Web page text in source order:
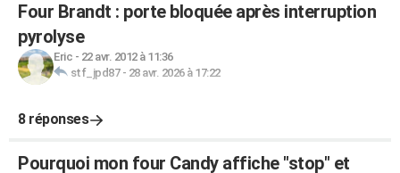
Four Brandt : porte bloquée après interruption
pyrolyse
Eric - 22 avr. 2012 à 11:36
stf_jpd87- 28 avr. 2026 à 17:22
8 réponses
Pourquoi mon four Candy affiche "stop" et